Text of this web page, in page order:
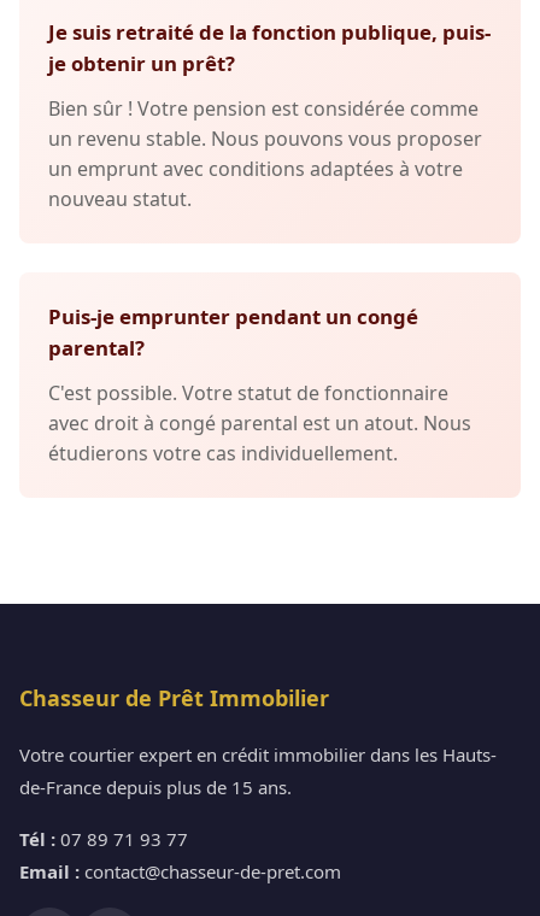
Je suis retraité de la fonction publique, puis-
je obtenir un prêt?
Bien sûr ! Votre pension est considérée comme
un revenu stable. Nous pouvons vous proposer
un emprunt avec conditions adaptées à votre
nouveau statut.
Puis-je emprunter pendant un congé
parental?
C'est possible. Votre statut de fonctionnaire
avec droit à congé parental est un atout. Nous
étudierons votre cas individuellement.
Chasseur de Prêt Immobilier
Votre courtier expert en crédit immobilier dans les Hauts-
de-France depuis plus de 15 ans.
Tél : 07 89 71 93 77
Email : contact@chasseur-de-pret.com